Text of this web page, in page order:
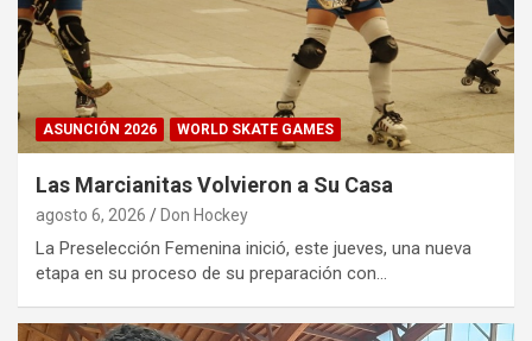
ASUNCIÓN 2026 WORLD SKATE GAMES
Las Marcianitas Volvieron a Su Casa
agosto 6, 2026 Don Hockey
La Preselección Femenina inició, este jueves, una nueva
etapa en su proceso de su preparación con…